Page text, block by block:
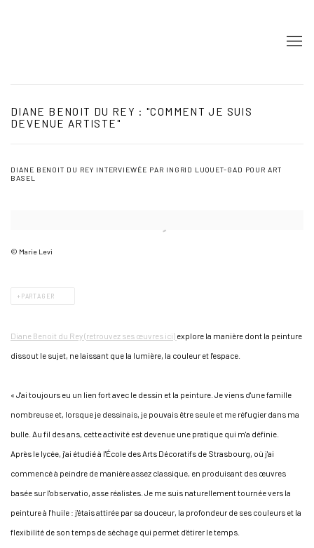
DIANE BENOIT DU REY : "COMMENT JE SUIS
DEVENUE ARTISTE"
DIANE BENOIT DU REY INTERVIEWÉE PAR INGRID LUQUET-GAD POUR ART
BASEL
© Marie Levi
PARTAGER
Diane Benoit du Rey (retrouvez ses œuvres ici) explore la manière dont la peinture
dissout le sujet, ne laissant que la lumière, la couleur et l'espace.
« J'ai toujours eu un lien fort avec le dessin et la peinture. Je viens d'une famille
nombreuse et, lorsque je dessinais, je pouvais être seule et me réfugier dans ma
bulle. Au fil des ans, cette activité est devenue une pratique qui m'a définie.
Après le lycée, j'ai étudié à l'École des Arts Décoratifs de Strasbourg, où j'ai
commencé à peindre de manière assez classique, en produisant des œuvres
basée sur l'observatio, asse réalistes. Je me suis naturellement tournée vers la
peinture à l'huile : j'étais attirée par sa douceur, la profondeur de ses couleurs et la
flexibilité de son temps de séchage qui permet d'étirer le temps.